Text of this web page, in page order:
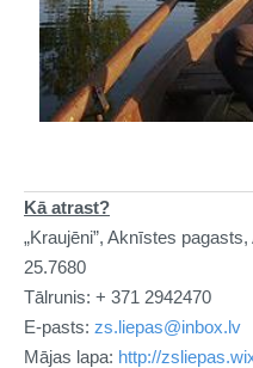
Kā atrast?
„Kraujēni”, Aknīstes
25.7680
Tālrunis: + 371 2942470
E-pasts: zs.liepas@inbox.lv
Mājas lapa: http://